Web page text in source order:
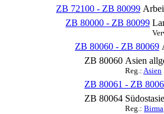
ZB 72100 - ZB 80099
ZB 80000 - ZB 80099
ZB 80060 - ZB 80069
ZB 80060 Asien
Reg.: Asien
ZB 80061 - ZB
ZB 80064
Reg.: